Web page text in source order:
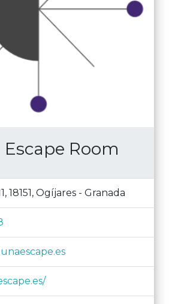
Room
18151, Ogíjares - Granada